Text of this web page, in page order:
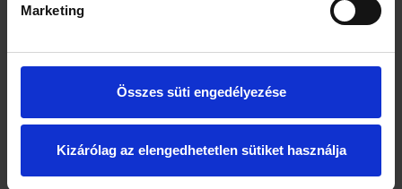
Marketing
Összes süti engedélyezése
Kizárólag az elengedhetetlen sütiket használja
kevésbé bírják, mert nem ezt szokták meg. De valószínűleg
ébresztőrendszerünk működése.
Ami a „mikor” kérdést illeti, egy dolog bizonyos: a váltott
műszak rendkívül egészségtelen. Akik így dolgoznak,
azoknál emelkedett a szív- és érrendszeri betegségek
kialakulása, és tartós negatív hatások miatt akár tíz-tizenöt